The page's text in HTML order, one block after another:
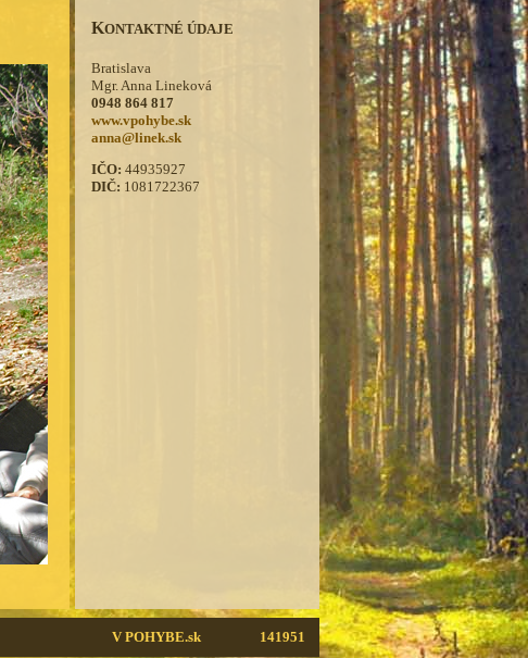
KONTAKTNÉ ÚDAJE
Bratislava
Mgr. Anna Lineková
0948 864 817
www.vpohybe.sk
anna@linek.sk
IČO: 44935927
DIČ: 1081722367
V POHYBE.sk 141951